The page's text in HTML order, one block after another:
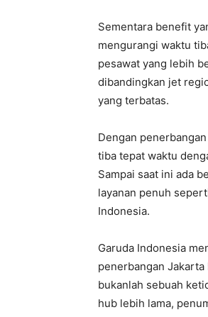
Sementara benefit
mengurangi waktu
pesawat yang lebih
dibandingkan jet
yang terbatas.
Dengan
tiba tepat waktu
Sampai saat ini ada
layanan penuh
Indonesia.
Garuda Indonesia
penerbangan
bukanlah sebuah
hub lebih lama,